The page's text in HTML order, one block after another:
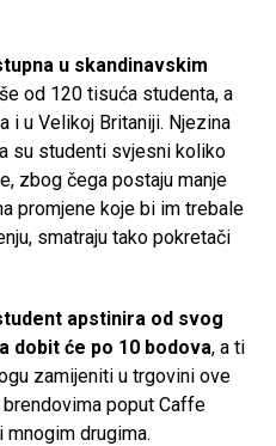
u skandinavskim
od 120 tisuća studenta, a
i u Velikoj Britaniji. Njezina
su studenti svjesni koliko
zbog čega postaju manje
promjene koje bi im trebale
smatraju tako pokretači
apstinira od svog
dobit će po 10 bodova, a ti
zamijeniti u trgovini ove
poput Caffe
mnogim drugima.